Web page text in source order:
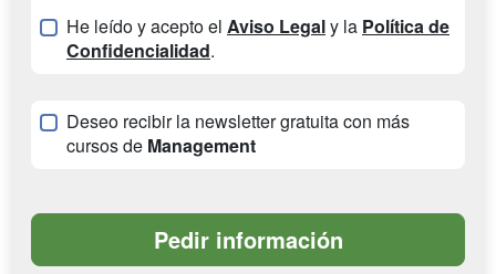
He leído y acepto el Aviso Legaly la Política de
Confidencialidad.
Deseo recibir la newsletter gratuita con más
cursos de Management